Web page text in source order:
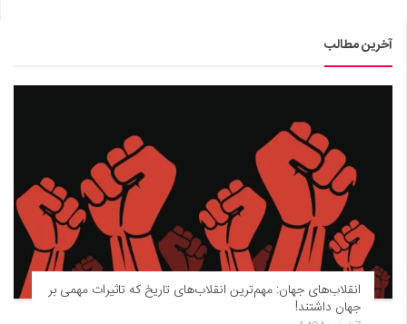
مسابقه
آخرین مطالب
انقلاب‌های جهان: مهم‌ترین انقلاب‌های تاریخ که تاثیرات مهمی بر
جهان داشتند!